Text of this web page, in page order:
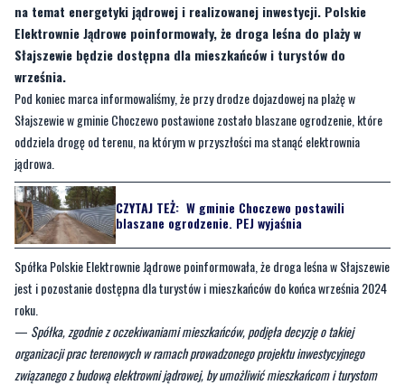
na temat energetyki jądrowej i realizowanej inwestycji. Polskie
Elektrownie Jądrowe poinformowały, że droga leśna do plaży w
Słajszewie będzie dostępna dla mieszkańców i turystów do
września.
Pod koniec marca informowaliśmy, że przy drodze dojazdowej na plażę w
Słajszewie w gminie Choczewo postawione zostało blaszane ogrodzenie, które
oddziela drogę od terenu, na którym w przyszłości ma stanąć elektrownia
jądrowa.
CZYTAJ TEŻ: W gminie Choczewo postawili
blaszane ogrodzenie. PEJ wyjaśnia
Spółka Polskie Elektrownie Jądrowe poinformowała, że droga leśna w Słajszewie
jest i pozostanie dostępna dla turystów i mieszkańców do końca września 2024
roku.
— Spółka, zgodnie z oczekiwaniami mieszkańców, podjęła decyzję o takiej
organizacji prac terenowych w ramach prowadzonego projektu inwestycyjnego
związanego z budową elektrowni jądrowej, by umożliwić mieszkańcom i turystom